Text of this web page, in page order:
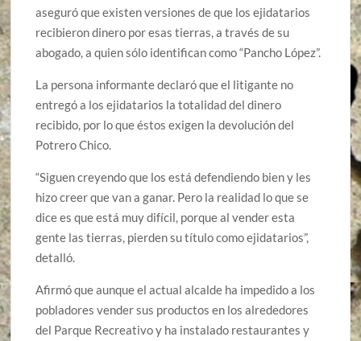
aseguró que existen versiones de que los ejidatarios
recibieron dinero por esas tierras, a través de su
abogado, a quien sólo identifican como “Pancho López”.
La persona informante declaró que el litigante no
entregó a los ejidatarios la totalidad del dinero
recibido, por lo que éstos exigen la devolución del
Potrero Chico.
“Siguen creyendo que los está defendiendo bien y les
hizo creer que van a ganar. Pero la realidad lo que se
dice es que está muy difícil, porque al vender esta
gente las tierras, pierden su título como ejidatarios”,
detalló.
Afirmó que aunque el actual alcalde ha impedido a los
pobladores vender sus productos en los alrededores
del Parque Recreativo y ha instalado restaurantes y